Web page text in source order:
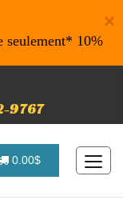
×
10% de
9767
0.00$